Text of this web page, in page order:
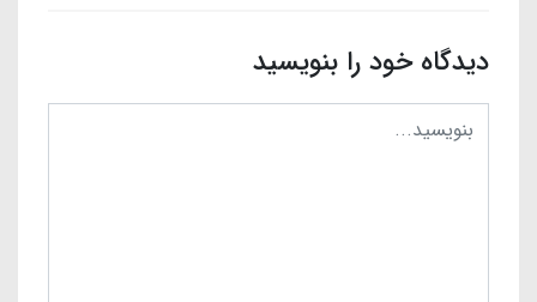
دیدگاه خود را بنویسید